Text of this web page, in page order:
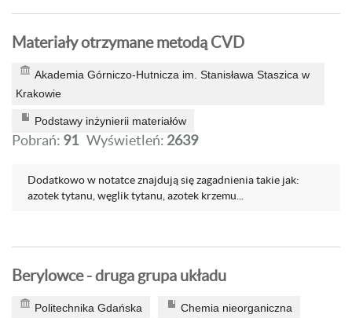
Materiały otrzymane metodą CVD
Akademia Górniczo-Hutnicza im. Stanisława Staszica w
Krakowie
Podstawy inżynierii materiałów
Pobrań: 91 Wyświetleń: 2639
Dodatkowo w notatce znajdują się zagadnienia takie jak:
azotek tytanu, węglik tytanu, azotek krzemu...
Berylowce - druga grupa układu
Politechnika Gdańska Chemia nieorganiczna